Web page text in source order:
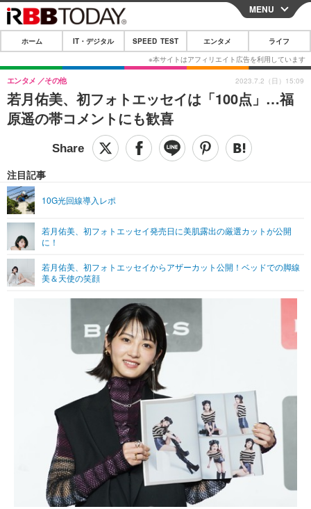
CLOSE
ホーム
IT・デジタル
IT・デジタルTOP スマートフォン
ショッピング その他
SPEED TEST
エンタメTOP 映画・ドラマ
ショッピング その他
ライフTOP
リリース一覧
プッシュ通知の停止方法
MENU
ホーム IT・デジタル SPEED TEST エンタメ ライフ
若月佑美、初フォトエッセイは「100点」…福
原遥の帯コメントにも歓喜
エンタメ その他
注目記事
10G光回線導入レポ
若月佑美、初フォトエッセイ発売日に美肌露出の厳選カットが公開
に！
若月佑美、初フォトエッセイからアザーカット公開！ベッドでの脚線
美＆天使の笑顔
2023.7.2（日）15:09